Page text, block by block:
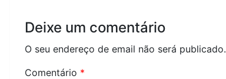
Deixe um comentário
O seu endereço de email não será publicado.
Comentário *